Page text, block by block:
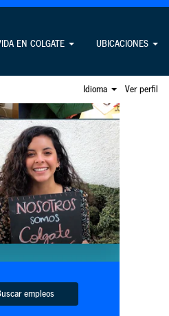
EN COLGATE UBICACIONES
Idioma Ver perfil
empleos